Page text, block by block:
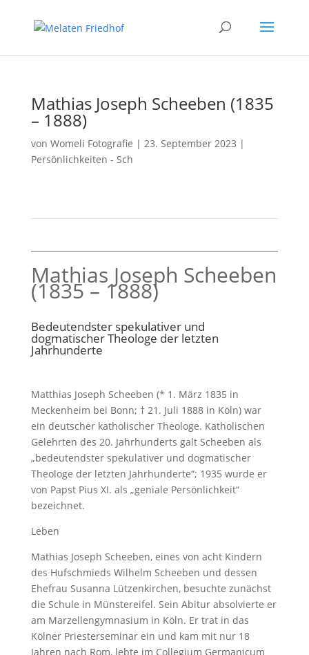
Mathias Joseph Scheeben (1835
– 1888)
von Womeli Fotografie | 23. September 2023 |
Persönlichkeiten - Sch
Mathias Joseph Scheeben
(1835 – 1888)
Bedeutendster spekulativer und
dogmatischer Theologe der letzten
Jahrhunderte
Matthias Joseph Scheeben (* 1. März 1835 in
Meckenheim bei Bonn; † 21. Juli 1888 in Köln) war
ein deutscher katholischer Theologe. Katholischen
Gelehrten des 20. Jahrhunderts galt Scheeben als
„bedeutendster spekulativer und dogmatischer
Theologe der letzten Jahrhunderte“; 1935 wurde er
von Papst Pius XI. als „geniale Persönlichkeit“
bezeichnet.
Leben
Mathias Joseph Scheeben, eines von acht Kindern
des Hufschmieds Wilhelm Scheeben und dessen
Ehefrau Susanna Lützenkirchen, besuchte zunächst
die Schule in Münstereifel. Sein Abitur absolvierte er
am Marzellengymnasium in Köln. Er trat in das
Kölner Priesterseminar ein und kam mit nur 18
Jahren nach Rom, lebte im Collegium Germanicum